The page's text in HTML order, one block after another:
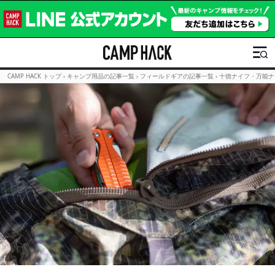
CAMP HACK トップ › キャンプ用品の記事一覧 › フィールドギアの記事一覧 › 十徳ナイフ・万能